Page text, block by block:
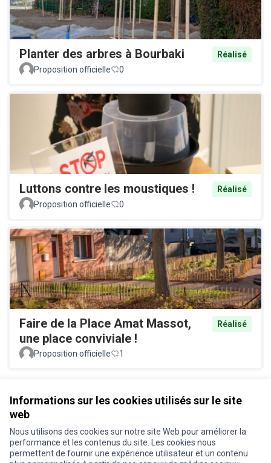
Informations sur les cookies utilisés sur le site
web
Nous utilisons des cookies sur notre site Web pour améliorer la
performance et les contenus du site. Les cookies nous
permettent de fournir une expérience utilisateur et un contenu
Planter des arbres à Bourbaki
Réalisé
Proposition officielle
0
Luttons contre les moustiques !
Réalisé
Proposition officielle
0
Faire de la Place Amat Massot,
une place conviviale !
Réalisé
Proposition officielle 1
Conditions d'utilisation
Paramètres des cookies
Je participe ! sur X
Je participe ! sur Facebook
Je participe ! sur Instagram